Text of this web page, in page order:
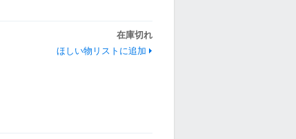
在庫切れ
ほしい物リストに追加